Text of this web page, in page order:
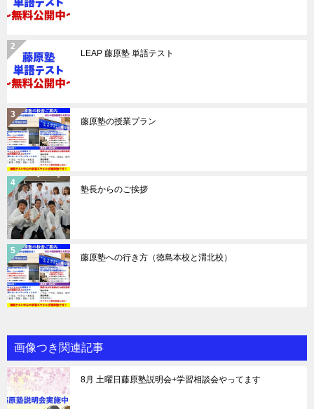
LEAP 藤原塾 単語テスト
藤原塾の授業プラン
塾長からのご挨拶
藤原塾への行き方（徳島本校と渭北校）
画像つき関連記事
8月 土曜日藤原塾説明会+学習相談会やってます